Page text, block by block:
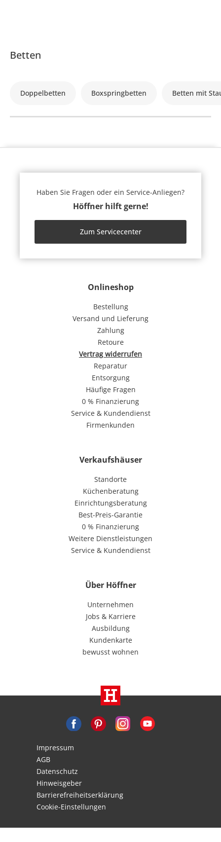
Betten
Doppelbetten Boxspringbetten Betten mit
Onlineshop
Bestellung
Versand und Lieferung
Zahlung
Retoure
Vertrag widerrufen
Reparatur
Entsorgung
Häufige Fragen
0 % Finanzierung
Service & Kundendienst
Firmenkunden
Verkaufshäuser
Standorte
Küchenberatung
Einrichtungsberatung
Best-Preis-Garantie
0 % Finanzierung
Weitere Dienstleistungen
Service & Kundendienst
Über Höffner
Unternehmen
Jobs & Karriere
Ausbildung
Kundenkarte
bewusst wohnen
Haben Sie Fragen oder ein Service-Anliegen?
Höffner hilft gerne!
Zum Servicecenter
Impressum
AGB
Datenschutz
Hinweisgeber
Barrierefreiheitserklärung
Cookie-Einstellungen